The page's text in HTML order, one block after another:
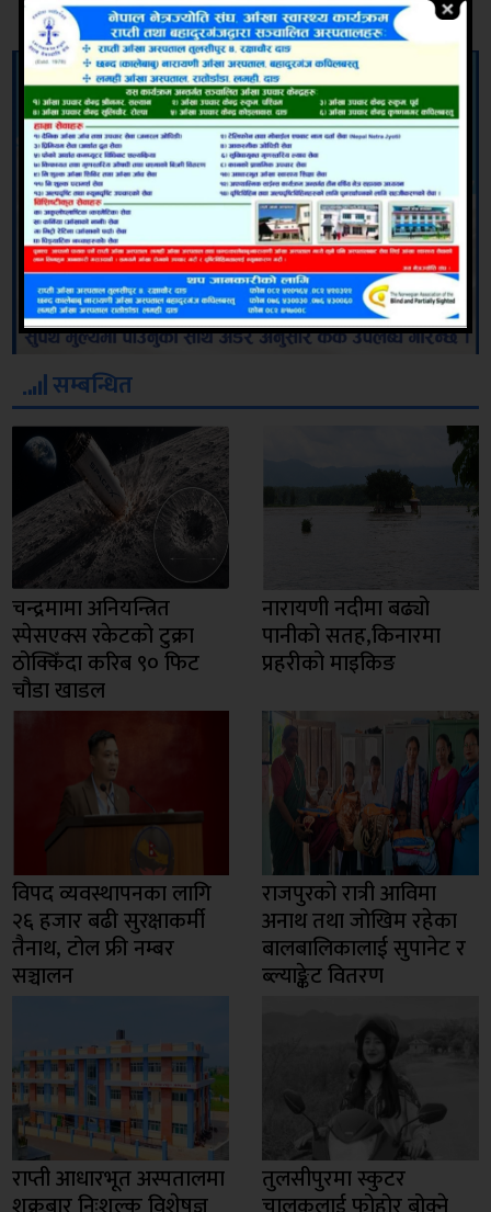
सम्बन्धित
चन्द्रमामा अनियन्त्रित
स्पेसएक्स रकेटको टुक्रा
ठोक्किँदा करिब ९० फिट
चौडा खाडल
नारायणी नदीमा बढ्यो
पानीको सतह,किनारमा
प्रहरीको माइकिङ
विपद व्यवस्थापनका लागि
२६ हजार बढी सुरक्षाकर्मी
तैनाथ, टोल फ्री नम्बर
सञ्चालन
राजपुरको रात्री आविमा
अनाथ तथा जोखिम रहेका
बालबालिकालाई सुपानेट र
ब्ल्याङ्केट वितरण
राप्ती आधारभूत अस्पतालमा तुलसीपुरमा स्कुटर